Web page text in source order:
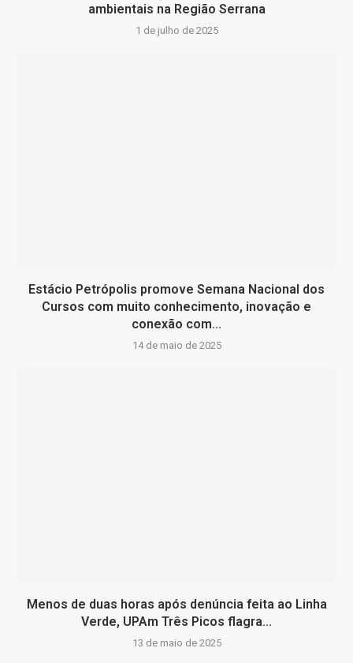
ambientais na Região Serrana
1 de julho de 2025
Estácio Petrópolis promove Semana Nacional dos
Cursos com muito conhecimento, inovação e
conexão com...
14 de maio de 2025
Menos de duas horas após denúncia feita ao Linha
Verde, UPAm Três Picos flagra...
13 de maio de 2025